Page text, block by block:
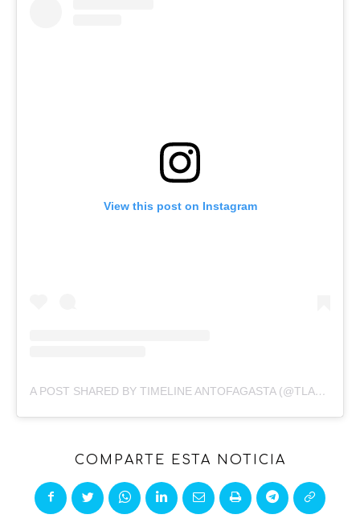
View this post on Instagram
A POST SHARED BY TIMELINE ANTOFAGASTA (@TLANTOFAGASTA)
COMPARTE ESTA NOTICIA